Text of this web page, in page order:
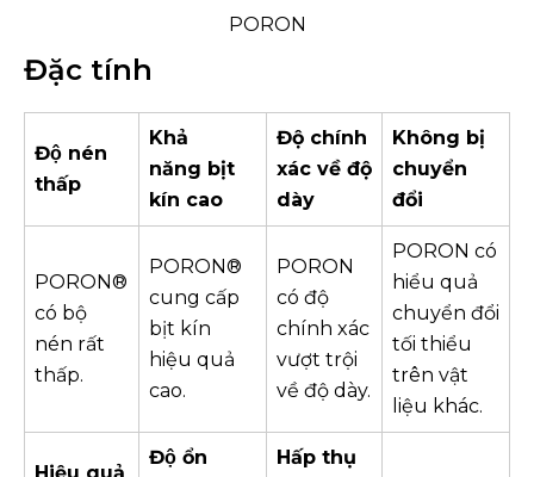
PORON
Đặc tính
Độ nén
thấp
Khả
năng bịt
kín cao
Độ chính
xác về độ
dày
Không bị
chuyển
đổi
PORON®
có bộ
nén rất
thấp.
PORON®
cung cấp
bịt kín
hiệu quả
cao.
PORON
có độ
chính xác
vượt trội
về độ dày.
PORON có
hiểu quả
chuyển đổi
tối thiểu
trên vật
liệu khác.
Độ ổn
Hấp thụ